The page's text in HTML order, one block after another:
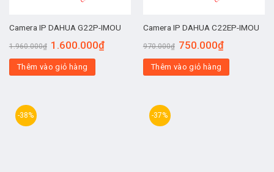
Camera IP DAHUA G22P-IMOU
1.960.000₫ 1.600.000₫
Thêm vào giỏ hàng
Camera IP DAHUA C22EP-IMOU
970.000₫ 750.000₫
Thêm vào giỏ hàng
-38% -37%